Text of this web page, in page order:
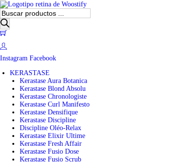
B
ú
s
q
u
e
d
d
Instagram Facebook
KERASTASE
Kerastase Aura Botanica
Kerastase Blond Absolu
Kerastase Chronologiste
Kerastase Curl Manifesto
Kerastase Densifique
Kerastase Discipline
Discipline Oléo-Relax
Kerastase Elixir Ultime
Kerastase Fresh Affair
Kerastase Fusio Dose
Kerastase Fusio Scrub